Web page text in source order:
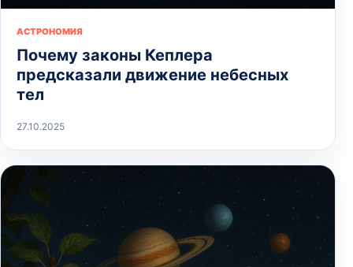
АСТРОНОМИЯ
Почему законы Кеплера
предсказали движение небесных
тел
27.10.2025